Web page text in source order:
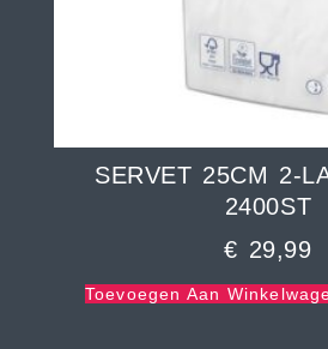
SERVET 25CM 2-
2400ST
€ 29,99
Toevoegen Aan